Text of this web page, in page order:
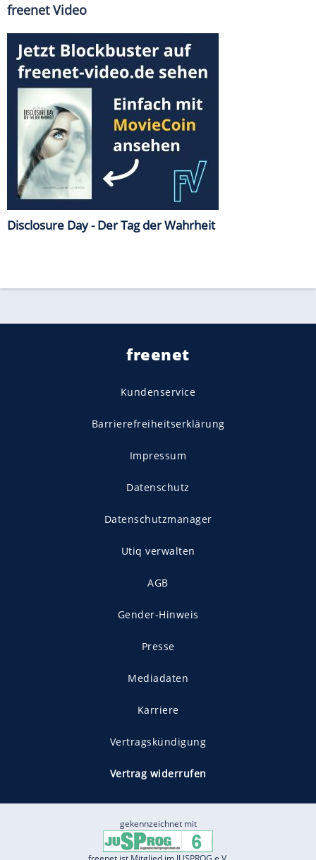
freenet Video
Disclosure Day - Der Tag der Wahrheit
freenet
Kundenservice
Barrierefreiheitserklärung
Impressum
Datenschutz
Datenschutzmanager
Utiq verwalten
AGB
Gender-Hinweis
Presse
Mediadaten
Karriere
Vertragskündigung
Vertrag widerrufen
gekennzeichnet mit